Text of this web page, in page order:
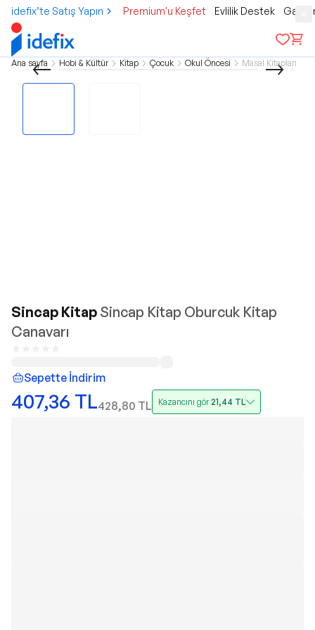
idefix’te Satış Yapın Premium'u Keşfet Evlilik Destek
Ana sayfa Hobi & Kültür Kitap Çocuk Okul Öncesi Masal Kitapları
Sincap Kitap Sincap Kitap Oburcuk Kitap
Canavarı
Sepette İndirim
407,36 TL428,80 TL Kazancını gör21,44 TL